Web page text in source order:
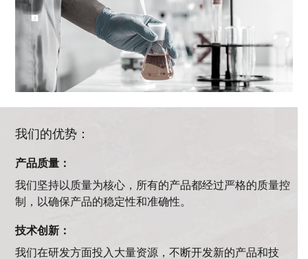
我们的优势：
产品质量：
我们坚持以质量为核心，所有的产品都经过严格的质量控
制，以确保产品的稳定性和准确性。
技术创新：
我们在研发方面投入大量资源，不断开发新的产品和技